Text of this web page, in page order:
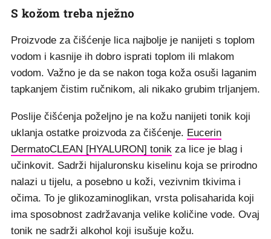
S kožom treba nježno
Proizvode za čišćenje lica najbolje je nanijeti s toplom
vodom i kasnije ih dobro isprati toplom ili mlakom
vodom. Važno je da se nakon toga koža osuši laganim
tapkanjem čistim ručnikom, ali nikako grubim trljanjem.
Poslije čišćenja poželjno je na kožu nanijeti tonik koji
uklanja ostatke proizvoda za čišćenje. Eucerin
DermatoCLEAN [HYALURON] tonik za lice je blag i
učinkovit. Sadrži hijaluronsku kiselinu koja se prirodno
nalazi u tijelu, a posebno u koži, vezivnim tkivima i
očima. To je glikozaminoglikan, vrsta polisaharida koji
ima sposobnost zadržavanja velike količine vode. Ovaj
tonik ne sadrži alkohol koji isušuje kožu.